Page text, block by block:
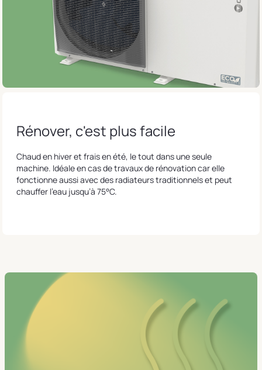
Rénover, c'est plus facile
Chaud en hiver et frais en été, le tout dans une seule
machine. Idéale en cas de travaux de rénovation car elle
fonctionne aussi avec des radiateurs traditionnels et peut
chauffer l’eau jusqu’à 75°C.